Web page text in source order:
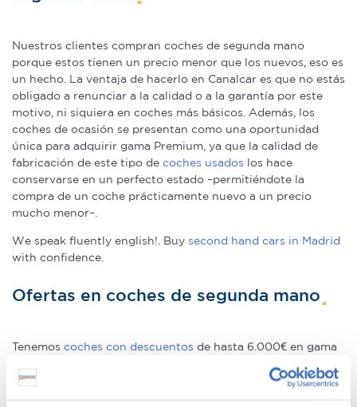
Nuestros clientes compran coches de segunda mano
porque estos tienen un precio menor que los nuevos, eso es
un hecho. La ventaja de hacerlo en Canalcar es que no estás
obligado a renunciar a la calidad o a la garantía por este
motivo, ni siquiera en coches más básicos. Además, los
coches de ocasión se presentan como una oportunidad
única para adquirir gama Premium, ya que la calidad de
fabricación de este tipo de coches usados los hace
conservarse en un perfecto estado –permitiéndote la
compra de un coche prácticamente nuevo a un precio
mucho menor–.
We speak fluently english!. Buy second hand cars in Madrid
with confidence.
Ofertas en coches de segunda mano
Tenemos coches con descuentos de hasta 6.000€ en gama
de segunda mano tienen precios fijos, pero siempre podrás